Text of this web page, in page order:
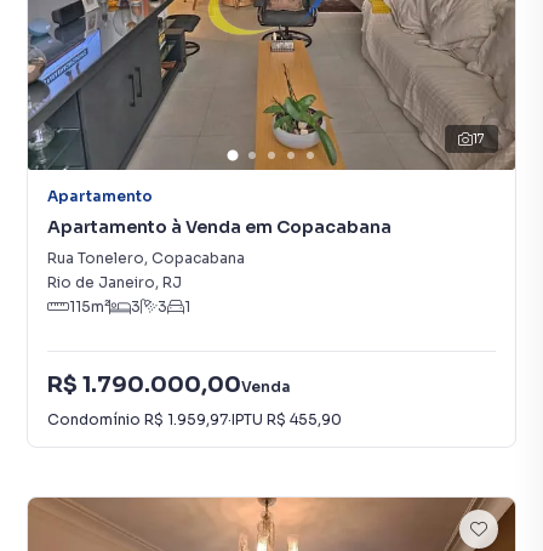
17
Apartamento
Apartamento à Venda em Copacabana
Rua Tonelero, Copacabana
Rio de Janeiro, RJ
115m² 3 3 1
R$ 1.790.000,00Venda
Condomínio R$ 1.959,97·IPTU R$ 455,90